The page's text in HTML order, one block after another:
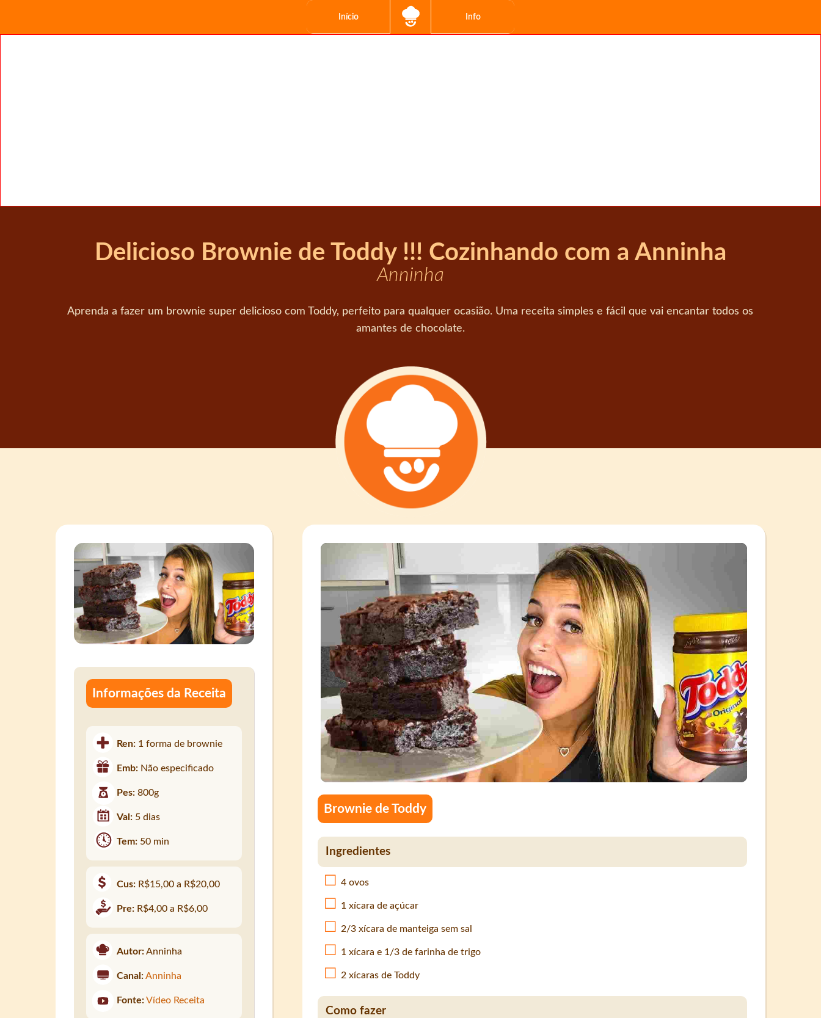
Início Info
Delicioso Brownie de Toddy !!! Cozinhando com a Anninha
Anninha
Aprenda a fazer um brownie super delicioso com Toddy, perfeito para qualquer ocasião. Uma receita simples e fácil que vai encantar todos os
amantes de chocolate.
Brownie de Toddy
Ingredientes
4 ovos
1 xícara de açúcar
2/3 xícara de manteiga sem sal
1 xícara e 1/3 de farinha de trigo
2 xícaras de Toddy
Como fazer
Informações da Receita
Ren: 1 forma de brownie
Emb: Não especificado
Pes:800g
Val: 5 dias
Tem: 50 min
Cus: R$15,00 a R$20,00
Pre: R$4,00 a R$6,00
Autor:Anninha
Canal: Anninha
Fonte: Vídeo Receita